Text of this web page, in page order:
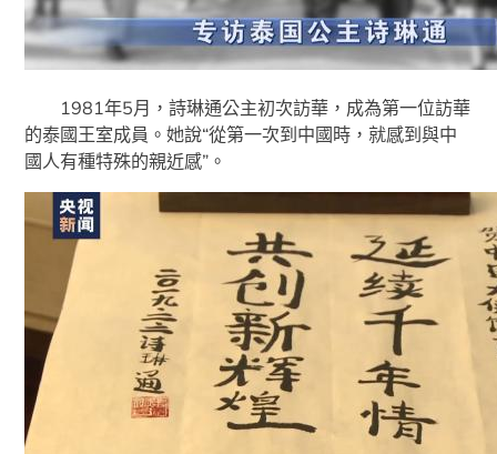
1981年5月，詩琳通公主初次訪華，成為第一位訪華
的泰國王室成員。她說“從第一次到中國時，就感到與中
國人有種特殊的親近感”。